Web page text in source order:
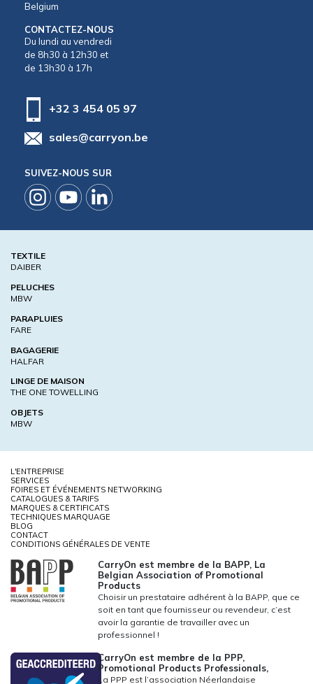
Belgium
CONTACTEZ-NOUS
Du lundi au vendredi
de 8h30 à 12h30 et
de 13h30 à 17h
+32 3 454 05 97
sales@carryon.be
SUIVEZ-NOUS SUR
TEXTILE
DAIBER
PELUCHES
MBW
PARAPLUIES
FARE
BAGAGERIE
HALFAR
LINGE DE MAISON
THE ONE TOWELLING
OBJETS
MBW
L'ENTREPRISE
SERVICES
FOIRES ET ÉVÉNEMENTS NETWORKING
CATALOGUES & TARIFS
MARQUES & CERTIFICATS
TECHNIQUES MARQUAGE
BLOG
CONTACT
CONDITIONS GÉNÉRALES DE VENTE
CarryOn est membre de la BAPP, La
Belgian Association of Promotional
Products
Choisir un prestataire adhérent à la BAPP, que ce
soit en tant que fournisseur ou revendeur, c’est
avoir la garantie de travailler avec un
professionnel !
CarryOn est membre de la PPP,
Promotional Products Professionals,
La PPP est l’association Néerlandaise